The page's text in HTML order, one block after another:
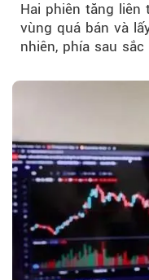
Hai phiên tăng liên
vùng quá bán và
nhiên, phía sau
tiền vẫn chưa thực